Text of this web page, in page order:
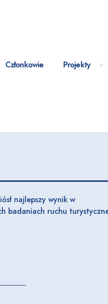
Członkowie Projekty
najlepszy wynik w
badaniach ruchu